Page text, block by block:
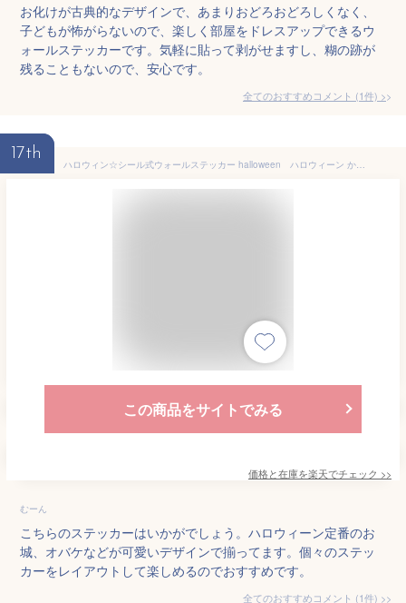
お化けが古典的なデザインで、あまりおどろおどろしくなく、
子どもが怖がらないので、楽しく部屋をドレスアップできるウ
ォールステッカーです。気軽に貼って剥がせますし、糊の跡が
残ることもないので、安心です。
全てのおすすめコメント (1件) >
17th
ハロウィン☆シール式ウォールステッカー halloween ハロウィーン かぼちゃ おばけ ランタン パーティ 文字 魔女 かわいい おしゃれ 大人 trick or treat ハロウィーン お菓子 200×450mm 013058 ウォールステッカー
この商品をサイトでみる
価格と在庫を楽天でチェック >>
むーん
こちらのステッカーはいかがでしょう。ハロウィーン定番のお
城、オバケなどが可愛いデザインで揃ってます。個々のステッ
カーをレイアウトして楽しめるのでおすすめです。
全てのおすすめコメント (1件) >